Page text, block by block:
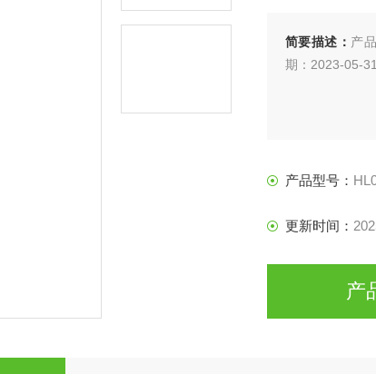
简要描述： 产
期：2023-05-
产品型号：
更新时间：
产